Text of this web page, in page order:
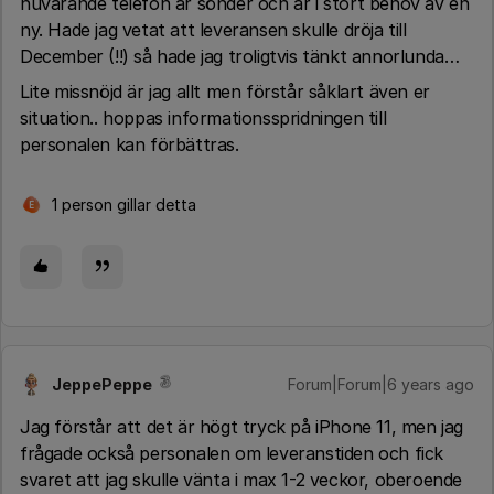
ny. Hade jag vetat att leveransen skulle dröja till
December (!!) så hade jag troligtvis tänkt annorlunda…
Lite missnöjd är jag allt men förstår såklart även er
situation.. hoppas informationsspridningen till
personalen kan förbättras.
E 1 person gillar detta
JeppePeppe Forum|Forum|6 years ago
Jag förstår att det är högt tryck på iPhone 11, men jag
frågade också personalen om leveranstiden och fick
svaret att jag skulle vänta i max 1-2 veckor, oberoende